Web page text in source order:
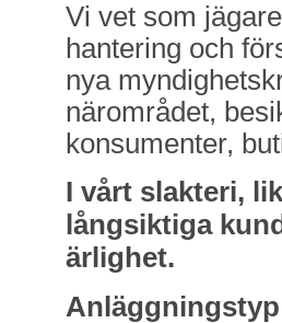
Vi vet som
hantering och
nya
närområdet,
konsumenter,
I vårt slakteri,
långsiktiga
ärlighet.